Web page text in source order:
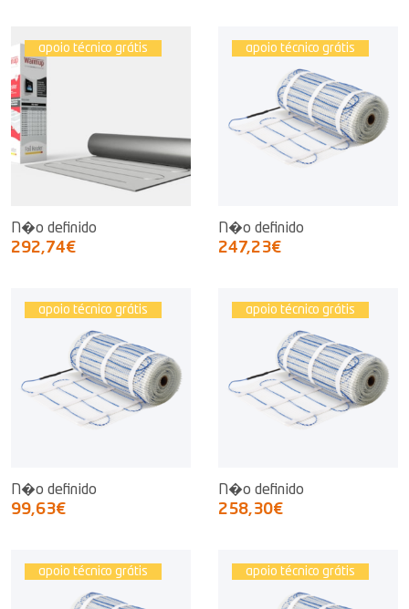
apoio técnico grátis
N�o definido
292,74€
apoio técnico grátis
N�o definido
247,23€
apoio técnico grátis
N�o definido
99,63€
apoio técnico grátis
N�o definido
258,30€
apoio técnico grátis apoio técnico grátis